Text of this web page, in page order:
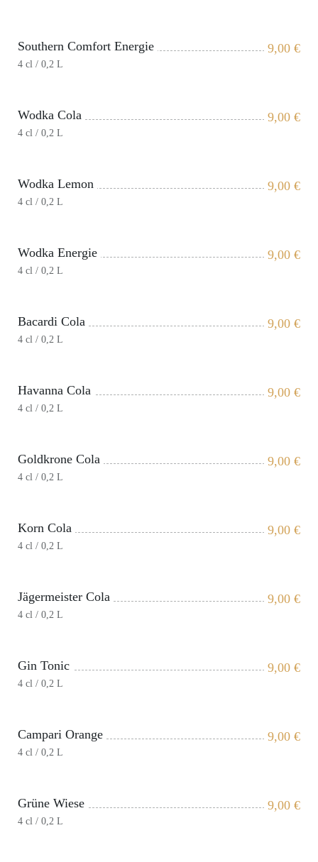
9,00 €
Southern Comfort Energie
4 cl / 0,2 L
9,00 €
Wodka Cola
4 cl / 0,2 L
9,00 €
Wodka Lemon
4 cl / 0,2 L
9,00 €
Wodka Energie
4 cl / 0,2 L
9,00 €
Bacardi Cola
4 cl / 0,2 L
9,00 €
Havanna Cola
4 cl / 0,2 L
9,00 €
Goldkrone Cola
4 cl / 0,2 L
9,00 €
Korn Cola
4 cl / 0,2 L
9,00 €
Jägermeister Cola
4 cl / 0,2 L
9,00 €
Gin Tonic
4 cl / 0,2 L
9,00 €
Campari Orange
4 cl / 0,2 L
9,00 €
Grüne Wiese
4 cl / 0,2 L